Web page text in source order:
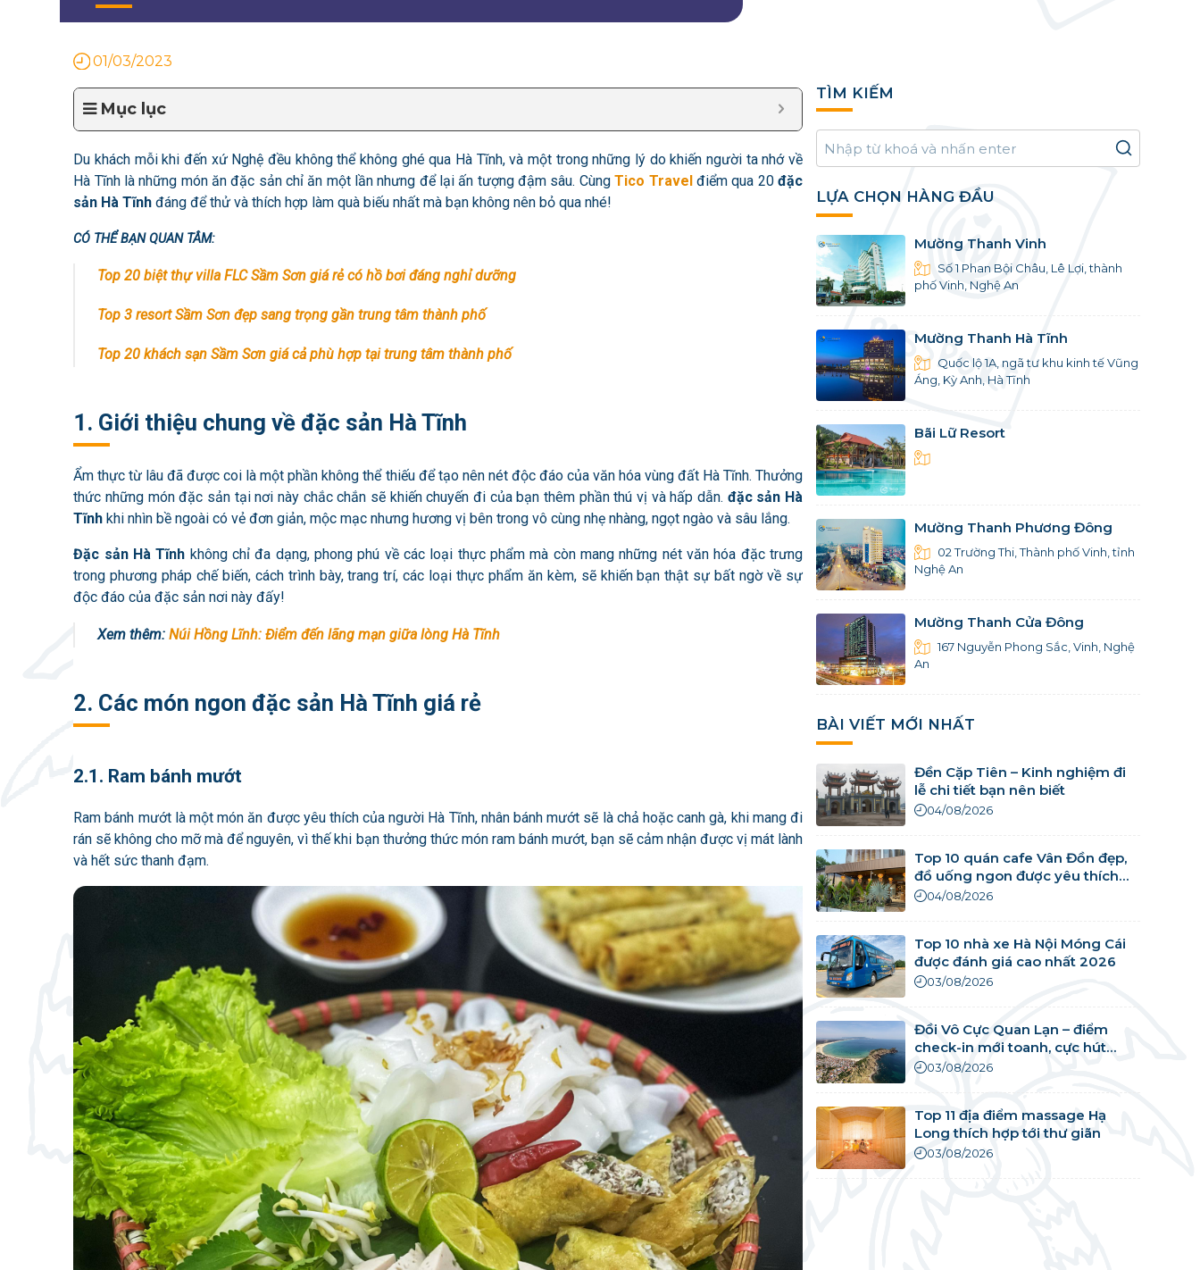
01/03/2023
Mục lục
Du khách mỗi khi đến xứ Nghệ đều không thể không ghé qua Hà Tĩnh, và một trong những lý do khiến người ta nhớ về
Hà Tĩnh là những món ăn đặc sản chỉ ăn một lần nhưng để lại ấn tượng đậm sâu. CùngTico Travel điểm qua 20 đặc
sản Hà Tĩnh đáng để thử và thích hợp làm quà biếu nhất mà bạn không nên bỏ qua nhé!
CÓ THỂ BẠN QUAN TÂM:
Top 20 biệt thự villa FLC Sầm Sơn giá rẻ có hồ bơi đáng nghỉ dưỡng
Top 3 resort Sầm Sơn đẹp sang trọng gần trung tâm thành phố
Top 20 khách sạn Sầm Sơn giá cả phù hợp tại trung tâm thành phố
1. Giới thiệu chung về đặc sản Hà Tĩnh
Ẩm thực từ lâu đã được coi là một phần không thể thiếu để tạo nên nét độc đáo của văn hóa vùng đất Hà Tĩnh. Thưởng
thức những món đặc sản tại nơi này chắc chắn sẽ khiến chuyến đi của bạn thêm phần thú vị và hấp dẫn. đặc sản Hà
Tĩnh khi nhìn bề ngoài có vẻ đơn giản, mộc mạc nhưng hương vị bên trong vô cùng nhẹ nhàng, ngọt ngào và sâu lắng.
Đặc sản Hà Tĩnh không chỉ đa dạng, phong phú về các loại thực phẩm mà còn mang những nét văn hóa đặc trưng
trong phương pháp chế biến, cách trình bày, trang trí, các loại thực phẩm ăn kèm, sẽ khiến bạn thật sự bất ngờ về sự
độc đáo của đặc sản nơi này đấy!
Xem thêm:Núi Hồng Lĩnh: Điểm đến lãng mạn giữa lòng Hà Tĩnh
2. Các món ngon đặc sản Hà Tĩnh giá rẻ
2.1. Ram bánh mướt
Ram bánh mướt là một món ăn được yêu thích của người Hà Tĩnh, nhân bánh mướt sẽ là chả hoặc canh gà, khi mang đi
rán sẽ không cho mỡ mà để nguyên, vì thế khi bạn thưởng thức món ram bánh mướt, bạn sẽ cảm nhận được vị mát lành
và hết sức thanh đạm.
TÌM KIẾM
LỰA CHỌN HÀNG ĐẦU
Mường Thanh Vinh
Số 1 Phan Bội Châu, Lê Lợi, thành
phố Vinh, Nghệ An
Mường Thanh Hà Tĩnh
Quốc lộ 1A, ngã tư khu kinh tế Vũng
Áng, Kỳ Anh, Hà Tĩnh
Bãi Lữ Resort
Mường Thanh Phương Đông
02 Trường Thi, Thành phố Vinh, tỉnh
Nghệ An
Mường Thanh Cửa Đông
167 Nguyễn Phong Sắc, Vinh, Nghệ
An
BÀI VIẾT MỚI NHẤT
Đền Cặp Tiên – Kinh nghiệm đi
lễ chi tiết bạn nên biết
04/08/2026
Top 10 quán cafe Vân Đồn đẹp,
đồ uống ngon được yêu thích
nhất
04/08/2026
Top 10 nhà xe Hà Nội Móng Cái
được đánh giá cao nhất 2026
03/08/2026
Đồi Vô Cực Quan Lạn – điểm
check-in mới toanh, cực hút
khách
03/08/2026
Top 11 địa điểm massage Hạ
Long thích hợp tới thư giãn
03/08/2026